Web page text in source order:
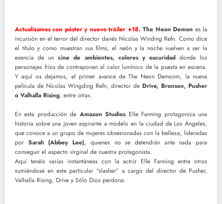
Actualizamos con póster y nuevo tráiler +18. The Neon Demon es la
incursión en el terror del director danés Nicolas Winding Refn. Como dice
el título y como muestran sus films, el neón y la noche vuelven a ser la
esencia de uncine de ambientes, colores y oscuridaddonde los
personajes fríos de contraponen al calor lumínico de la puesta en escena.
Y aquí os dejamos, el primer avance de The Neon Demonm, la nueva
película de Nicolas Wingding Refn, director de Drive, Bronson, Pusher
o Valhalla Rising, entre otras.
En esta producción de Amazon StudiosElle Fanning protagoniza una
historia sobre una joven aspirante a modelo en la ciudad de Los Ángeles,
que conoce a un grupo de mujeres obsesionadas con la belleza, lideradas
por Sarah (Abbey Lee), quienes no se detendrán ante nada para
conseguir el aspecto virginal de nuestra protagonista.
Aquí tenéis varias instantáneas con la actriz Elle Fanning entre otros
sumiéndose en este particular “slasher” a cargo del director de Pusher,
Valhalla Rising, Drive y Sólo Dios perdona.